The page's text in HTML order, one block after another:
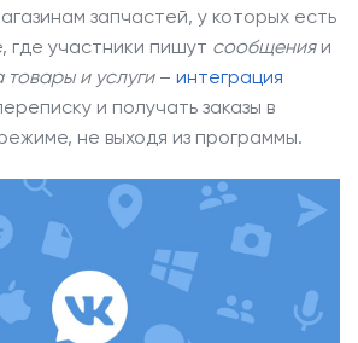
запчастей, у которых есть
где участники пишут сообщенияи
товары и услуги– интеграция
и получать заказы в
не выходя из программы.